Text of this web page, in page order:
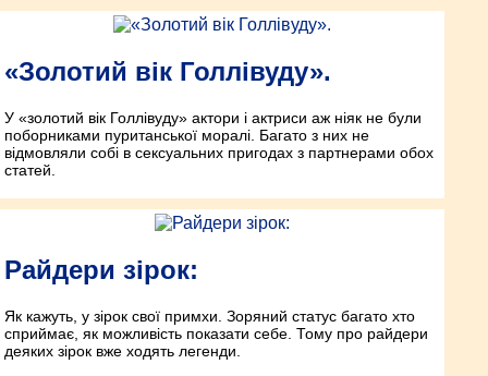
«Золотий вік Голлівуду».
У «золотий вік Голлівуду» актори і актриси аж ніяк не були
поборниками пуританської моралі. Багато з них не
відмовляли собі в сексуальних пригодах з партнерами обох
статей.
Райдери зірок:
Як кажуть, у зірок свої примхи. Зоряний статус багато хто
сприймає, як можливість показати себе. Тому про райдери
деяких зірок вже ходять легенди.